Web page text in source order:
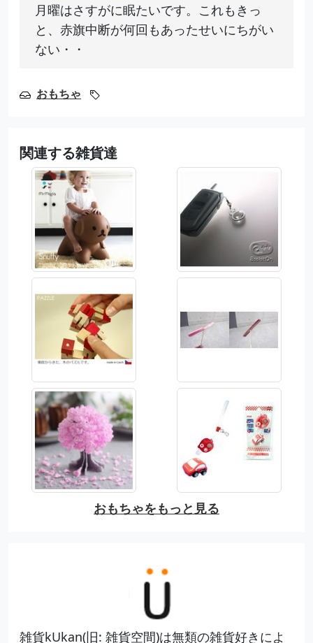
月曜はさすがに眠たいです。これもきっ
と、赤旗中断が何回もあったせいにちがい
ない・・
おもちゃ
関連する雑貨達
おもちゃをもっと見る
雑貨kUkan(旧: 雑貨空間)は無類の雑貨好きによ